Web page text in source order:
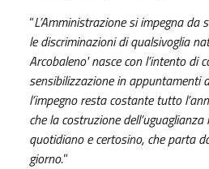
“L’Amministrazione si impegna
le discriminazioni di qualsivoglia
Arcobaleno' nasce con l’intento di
sensibilizzazione in appuntamenti
l’impegno resta costante tutto
che la costruzione
quotidiano e certosino, che parta
giorno.”